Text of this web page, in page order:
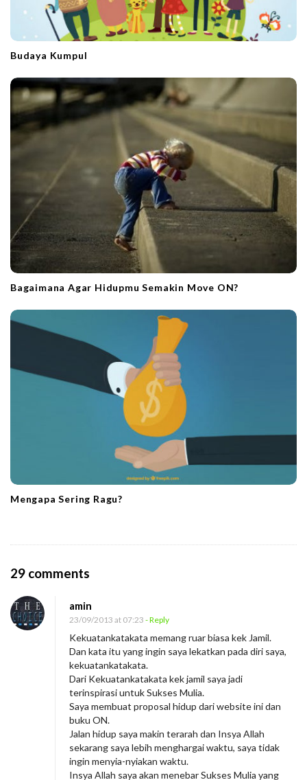
Budaya Kumpul
Bagaimana Agar Hidupmu Semakin Move ON?
Mengapa Sering Ragu?
29 comments
J
b
r
e
t
amin
23/09/2013 at 07:23 - Reply
Kekuatankatakata memang ruar biasa kek Jamil.
Dan kata itu yang ingin saya lekatkan pada diri saya,
kekuatankatakata.
Dari Kekuatankatakata kek jamil saya jadi
terinspirasi untuk Sukses Mulia.
Saya membuat proposal hidup dari website ini dan
buku ON.
Jalan hidup saya makin terarah dan Insya Allah
sekarang saya lebih menghargai waktu, saya tidak
ingin menyia-nyiakan waktu.
Insya Allah saya akan menebar Sukses Mulia yang